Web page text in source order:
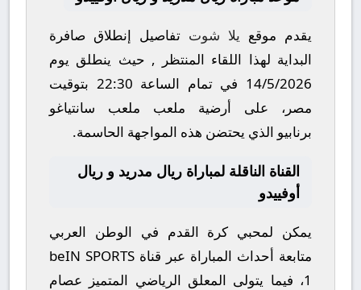
يقدم موقع يلا شوت تفاصيل إنطلاق صافرة
البداية لهذا اللقاء المنتظر , حيث ينطلق يوم
14/5/2026 في تمام الساعة 22:30 بتوقيت
مصر، على أرضية ملعب ملعب سانتياغو
برنابيو الذي يحتضن هذه المواجهة الحاسمة.
القناة الناقلة لمباراة ريال مدريد و ريال
أوفييدو
يمكن لمحبي كرة القدم في الوطن العربي
متابعة أحداث المباراة عبر قناة beIN SPORTS
1، فيما يتولى المعلق الرياضي المتميز عصام